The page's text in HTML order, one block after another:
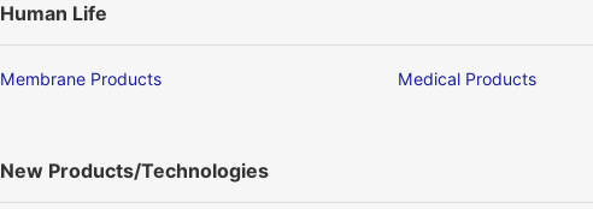
Human Life
Membrane Products Medical Products
New Products/Technologies